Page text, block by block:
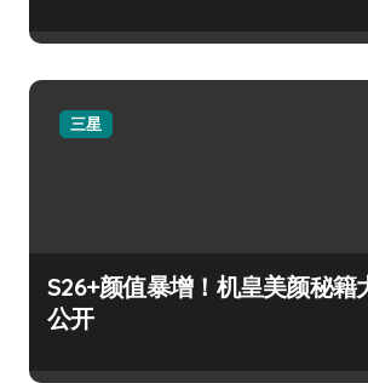
三星
S26+颜值暴增！机皇美颜秘籍
公开